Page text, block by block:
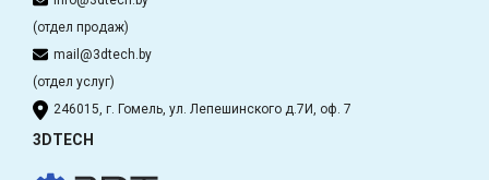
(отдел продаж)
mail@3dtech.by
(отдел услуг)
246015, г. Гомель, ул. Лепешинского д.7И, оф. 7
3DTECH